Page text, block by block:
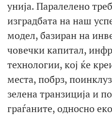
унија. Паралелено
изградбата на наш
модел, базиран на
човечки капитал,
технологии, кој ќе
места, побрз,
зелена транзиција и
граѓаните, односно